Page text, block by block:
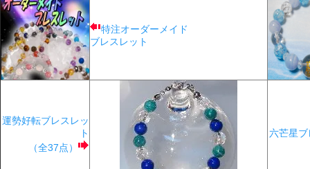
特注オーダーメイド
ブレスレット
運勢好転ブレスレッ
ト
（全37点）
六芒星